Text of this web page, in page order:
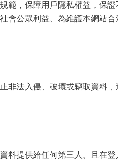
範，保障用戶隱私權益，保
會公眾利益、為維護本網站合
非法入侵、破壞或竊取資料，
料提供給任何第三人。且在